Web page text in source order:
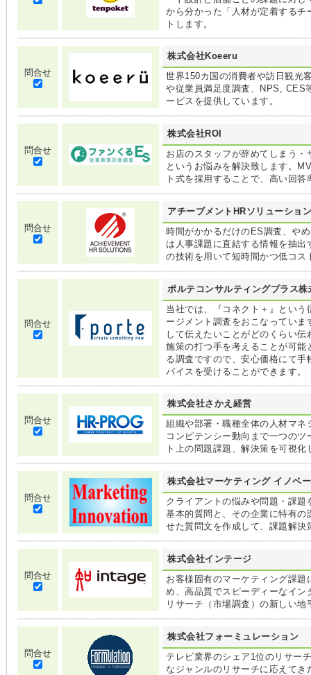
から分かった「人材が定着する
トします。
問合せ
株式会社Koeeru
世界150カ国の消費者や訪日観光
や従業員満足度調査、NPS, CES
ービスを提供しています。
問合せ
株式会社ROI
お店のスタッフが辞めてしまう
というお悩みを解決致します。
ト式を採用することで、高い回
問合せ
アチーブメントHRソリューショ
時間がかかるだけのES調査、や
は人事課題に直結する情報を抽
の技術を用いて短時間かつ低コ
問合せ
ポルテコンサルティングプラス株
当社では、『コネクト＋』とい
ージメント調査をおこなってい
して伝えたいことがどのくらい
施策の打つ手を考えることが可
る調査ですので、安心価格にて
バイスを受けることができます。
問合せ
株式会社さかえ経営
組織や部署・職種全体の人材マ
コンピテンシー動向まで一つの
ト上の問題課題、解決策を可視化
問合せ
株式会社マーケティング イノベ
クライアントの悩みや問題・課
基本的質問と、その企業に特有
せた質問文を作成して、課題解決
問合せ
株式会社インテージ
お客様固有のマーケティング課
め、高品質でスピーディーなイ
リサーチ（市場調査）の新しい
問合せ
株式会社フォーミュレーション
テレビ業界のシェア1位のリサー
なジャンルのリサーチに応えて